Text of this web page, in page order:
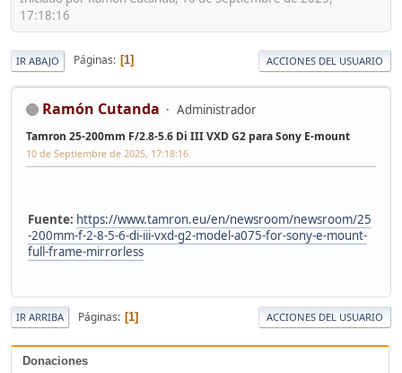
Donaciones
17:18:16
IR ABAJO Páginas 1 ACCIONES DEL USUARIO
Ramón Cutanda Administrador
Tamron 25-200mm F/2.8-5.6 Di III VXD G2 para Sony E-mount
10 de Septiembre de 2025, 17:18:16
Fuente: https://www.tamron.eu/en/newsroom/newsroom/25
-200mm-f-2-8-5-6-di-iii-vxd-g2-model-a075-for-sony-e-mount-
full-frame-mirrorless
IR ARRIBA Páginas 1 ACCIONES DEL USUARIO